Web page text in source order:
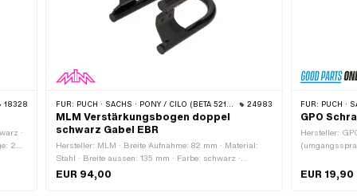
18328
·
20
FÜR: PUCH · SACHS · PONY / CILO (BETA 521 & 512) · ZÜNDAPP BELMONDO 24983
MLM Verstärkungsbogen doppel
schwarz Gabel EBR
Hersteller: MLM · Breite Aufnahme: 82 mm · Material:
Stahl · Breite aussen: 135 mm · Farbe: schwarz ·
Befestigungsart: Schrauben & Muttern · Oberfläche:
lackiert · Tiefe: 100 mm · Gesamtlänge: 175 mm ·
EUR 94,00
FÜR: PUCH · SACHS
GPO
Hersteller:
Bestandteile:
EUR 19,90